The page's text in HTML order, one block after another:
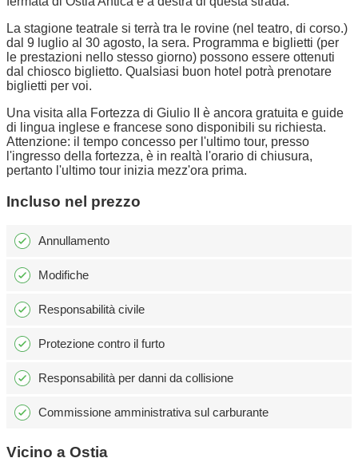
La stagione teatrale si terrà tra le rovine (nel teatro, di corso.)
dal 9 luglio al 30 agosto, la sera. Programma e biglietti (per
le prestazioni nello stesso giorno) possono essere ottenuti
dal chiosco biglietto. Qualsiasi buon hotel potrà prenotare
biglietti per voi.
Una visita alla Fortezza di Giulio II è ancora gratuita e guide
di lingua inglese e francese sono disponibili su richiesta.
Attenzione: il tempo concesso per l'ultimo tour, presso
l'ingresso della fortezza, è in realtà l'orario di chiusura,
pertanto l'ultimo tour inizia mezz'ora prima.
Incluso nel prezzo
Annullamento
Modifiche
Responsabilità civile
Protezione contro il furto
Responsabilità per danni da collisione
Commissione amministrativa sul carburante
Vicino a Ostia